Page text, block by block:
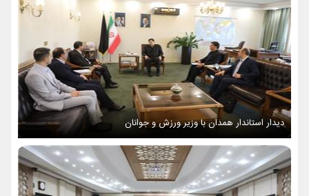
دیدار استاندار همدان با وزیر ورزش و جوانان